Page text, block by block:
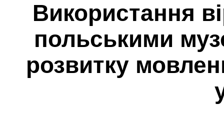
Використання
польськими
розвитку